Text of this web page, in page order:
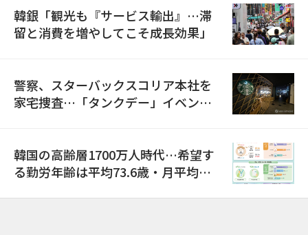
韓銀「観光も『サービス輸出』…滞
留と消費を増やしてこそ成長効果」
警察、スターバックスコリア本社を
家宅捜査…「タンクデー」イベント
韓国の高齢層1700万人時代…希望す
る勤労年齢は平均73.6歳・月平均賃